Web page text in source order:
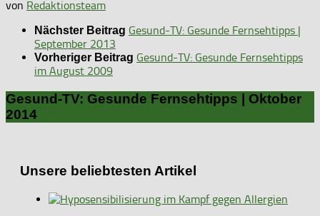
von Redaktionsteam
Nächster Beitrag Gesund-TV: Gesunde Fernsehtipps |
September 2013
Vorheriger Beitrag Gesund-TV: Gesunde Fernsehtipps
im August 2009
Gesund-TV: Gesunde Fernsehtipps | Oktober
2014
Unsere beliebtesten Artikel